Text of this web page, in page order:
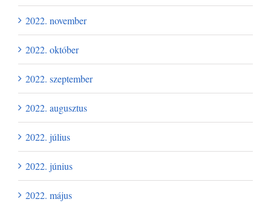
2022. november
2022. október
2022. szeptember
2022. augusztus
2022. július
2022. június
2022. május